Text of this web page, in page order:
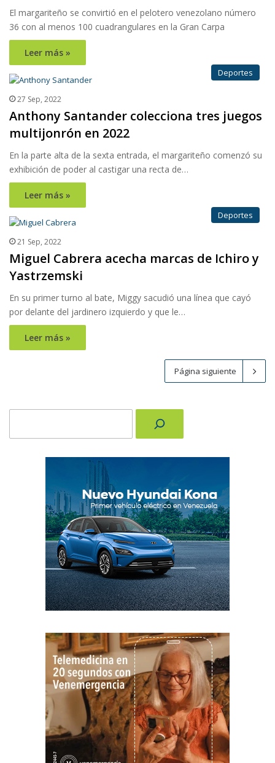
El margariteño se convirtió en el pelotero venezolano número
36 con al menos 100 cuadrangulares en la Gran Carpa
Leer más »
Deportes
27 Sep, 2022
Anthony Santander colecciona tres juegos
multijonrón en 2022
En la parte alta de la sexta entrada, el margariteño comenzó su
exhibición de poder al castigar una recta de…
Leer más »
Deportes
21 Sep, 2022
Miguel Cabrera acecha marcas de Ichiro y
Yastrzemski
En su primer turno al bate, Miggy sacudió una línea que cayó
por delante del jardinero izquierdo y que le…
Leer más »
Página siguiente